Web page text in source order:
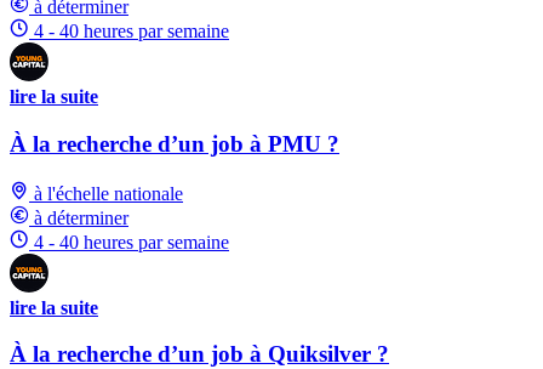
à déterminer
4 - 40 heures par semaine
lire la suite
À la recherche d’un job à PMU ?
à l'échelle nationale
à déterminer
4 - 40 heures par semaine
lire la suite
À la recherche d’un job à Quiksilver ?